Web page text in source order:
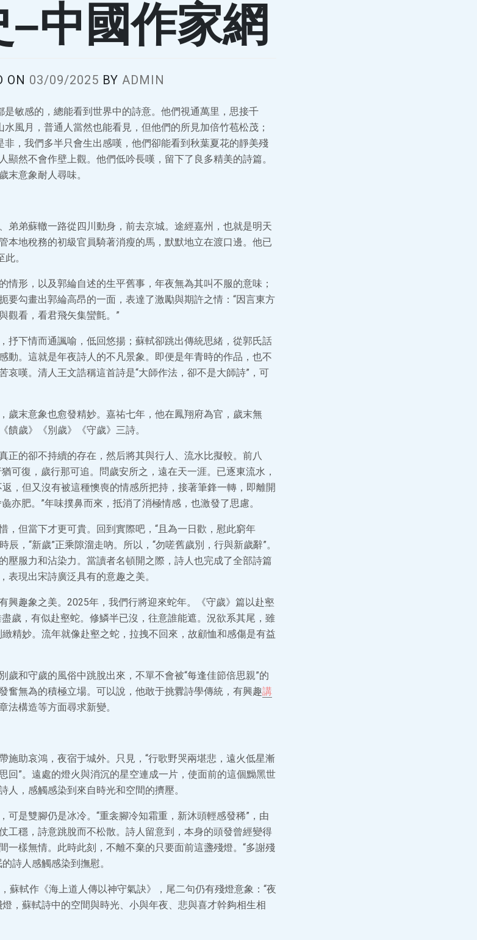
中國作家網
ON 03/09/2025 BY ADMIN
是敏感的，總能看到世界中的詩意。他們視通萬里，思接千
水風月，普通人當然也能看見，但他們的所見加倍竹苞松茂；
非，我們多半只會生出感嘆，他們卻能看到秋葉夏花的靜美殘
顯然不會作壁上觀。他們低吟長嘆，留下了良多精美的詩篇。
末意象耐人尋味。
弟弟蘇轍一路從四川動身，前去京城。途經嘉州，也就是明天
本地稅務的初級官員騎著消瘦的馬，默默地立在渡口邊。他已
。
情形，以及郭綸自述的生平舊事，年夜無為其叫不服的意味；
要勾畫出郭綸高昂的一面，表達了激勵與期許之情：“因言東方
觀看，看君飛矢集蠻氈。”
抒下情而通諷喻，低回悠揚；蘇軾卻跳出傳統思緒，從郭氏話
動。這就是年夜詩人的不凡景象。即便是年青時的作品，也不
哀嘆。清人王文誥稱這首詩是“大師作法，卻不是大師詩”，可
歲末意象也愈發精妙。嘉祐七年，他在鳳翔府為官，歲末無
饋歲》《別歲》《守歲》三詩。
正的卻不持續的存在，然后將其與行人、流水比擬較。前八
可復，歲行那可追。問歲安所之，遠在天一涯。已逐東流水，
，但又沒有被這種懊喪的情感所把持，接著筆鋒一轉，即離開
亦肥。”年味撲鼻而來，抵消了消極情感，也激發了思慮。
，但當下才更可貴。回到實際吧，“且為一日歡，慰此窮年
辰，“新歲”正乘隙溜走吶。所以，“勿嗟舊歲別，行與新歲辭”。
壓服力和沾染力。當讀者名頓開之際，詩人也完成了全部詩篇
表現出宋詩廣泛具有的意趣之美。
興趣象之美。2025年，我們行將迎來蛇年。《守歲》篇以赴壑
歲，有似赴壑蛇。修鱗半已沒，往意誰能遮。況欲系其尾，雖
精妙。流年就像赴壑之蛇，拉拽不回來，故顧恤和感傷是有益
歲和守歲的風俗中跳脫出來，不單不會被“每逢佳節倍思親”的
奮無為的積極立場。可以說，他敢于挑釁詩學傳統，有興趣講
法構造等方面尋求新變。
施助哀鴻，夜宿于城外。只見，“行歌野哭兩堪悲，遠火低星漸
回”。遠處的燈火與消沉的星空連成一片，使面前的這個黝黑世
，感觸感染到來自時光和空間的擠壓。
可是雙腳仍是冰冷。“重衾腳冷知霜重，新沐頭輕感發稀”，由
工穩，詩意跳脫而不松散。詩人留意到，本身的頭發曾經變得
一樣無情。此時此刻，不離不棄的只要面前這盞殘燈。“多謝殘
詩人感觸感染到撫慰。
蘇軾作《海上道人傳以神守氣訣》，尾二句仍有殘燈意象：“夜
，蘇軾詩中的空間與時光、小與年夜、悲與喜才幹夠相生相